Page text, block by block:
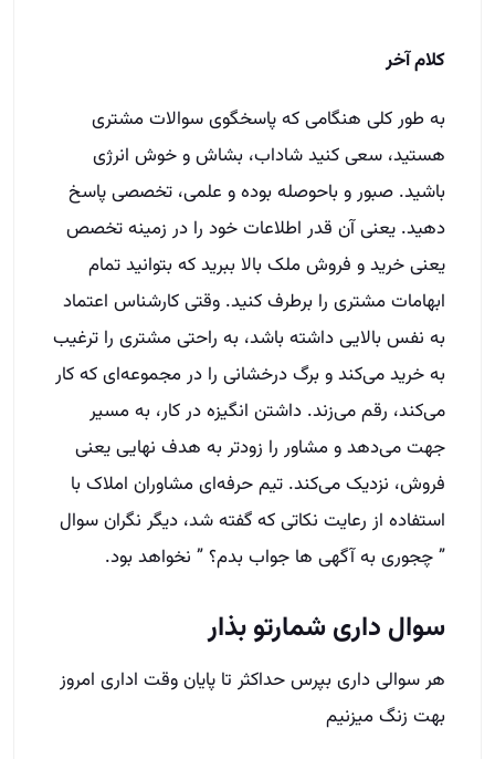
کلام آخر
به طور کلی هنگامی که پاسخگوی سوالات مشتری
هستید، سعی کنید شاداب، بشاش و خوش انرژی
باشید. صبور و باحوصله بوده و علمی، تخصصی پاسخ
دهید. یعنی آن قدر اطلاعات خود را در زمینه تخصص
یعنی خرید و فروش ملک بالا ببرید که بتوانید تمام
ابهامات مشتری را برطرف کنید. وقتی کارشناس اعتماد
به نفس بالایی داشته باشد، به راحتی مشتری را ترغیب
به خرید می‌کند و برگ درخشانی را در مجموعه‌ای که کار
می‌کند، رقم می‌زند. داشتن انگیزه در کار، به مسیر
جهت می‌دهد و مشاور را زودتر به هدف نهایی یعنی
فروش، نزدیک می‌کند. تیم حرفه‌ای مشاوران املاک با
استفاده از رعایت نکاتی که گفته شد، دیگر نگران سوال
” چجوری به آگهی ها جواب بدم؟ ” نخواهد بود.
سوال داری شمارتو بذار
هر سوالی داری بپرس حداکثر تا پایان وقت اداری امروز
بهت زنگ میزنیم